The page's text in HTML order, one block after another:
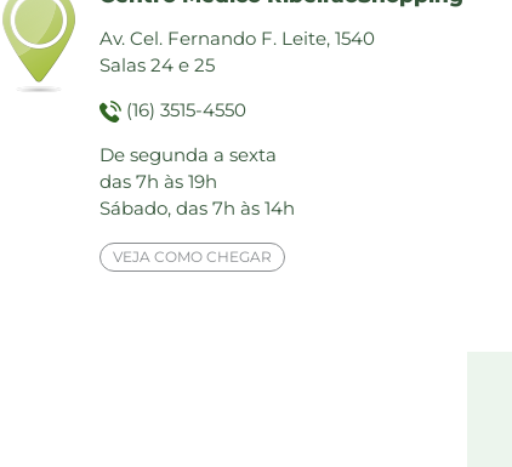
Av. Cel. Fernando F. Leite, 1540
Salas 24 e 25
(16) 3515-4550
De segunda a sexta
das 7h às 19h
Sábado, das 7h às 14h
VEJA COMO CHEGAR